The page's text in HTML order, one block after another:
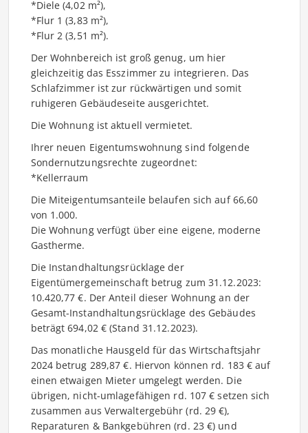
*Diele (4,02 m²),
*Flur 1 (3,83 m²),
*Flur 2 (3,51 m²).
Der Wohnbereich ist groß genug, um hier
gleichzeitig das Esszimmer zu integrieren. Das
Schlafzimmer ist zur rückwärtigen und somit
ruhigeren Gebäudeseite ausgerichtet.
Die Wohnung ist aktuell vermietet.
Ihrer neuen Eigentumswohnung sind folgende
Sondernutzungsrechte zugeordnet:
*Kellerraum
Die Miteigentumsanteile belaufen sich auf 66,60
von 1.000.
Die Wohnung verfügt über eine eigene, moderne
Gastherme.
Die Instandhaltungsrücklage der
Eigentümergemeinschaft betrug zum 31.12.2023:
10.420,77 €. Der Anteil dieser Wohnung an der
Gesamt-Instandhaltungsrücklage des Gebäudes
beträgt 694,02 € (Stand 31.12.2023).
Das monatliche Hausgeld für das Wirtschaftsjahr
2024 betrug 289,87 €. Hiervon können rd. 183 € auf
einen etwaigen Mieter umgelegt werden. Die
übrigen, nicht-umlagefähigen rd. 107 € setzen sich
zusammen aus Verwaltergebühr (rd. 29 €),
Reparaturen & Bankgebühren (rd. 23 €) und